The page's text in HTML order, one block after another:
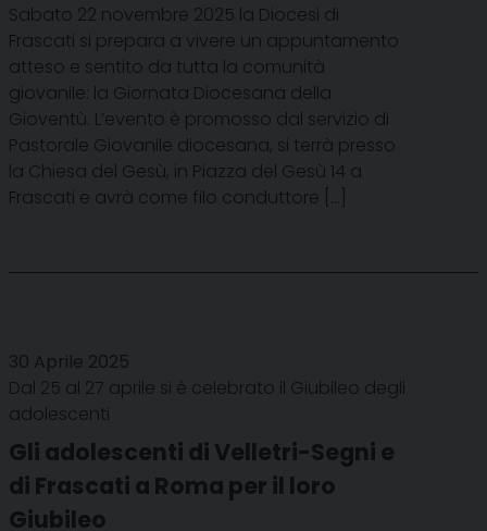
Sabato 22 novembre 2025 la Diocesi di
Frascati si prepara a vivere un appuntamento
atteso e sentito da tutta la comunità
giovanile: la Giornata Diocesana della
Gioventù. L’evento è promosso dal servizio di
Pastorale Giovanile diocesana, si terrà presso
la Chiesa del Gesù, in Piazza del Gesù 14 a
Frascati e avrà come filo conduttore […]
30 Aprile 2025
Dal 25 al 27 aprile si è celebrato il Giubileo degli
adolescenti
Gli adolescenti di Velletri-Segni e
di Frascati a Roma per il loro
Giubileo